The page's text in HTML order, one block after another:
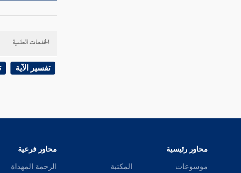
قوله تعالى أو كصيب من السماء فيه ظلمات
الخدمات العلمية
تفسير الآية
محاور رئيسية
موسوعات المكتبة
محاور فرعية
الرحمة المهداة